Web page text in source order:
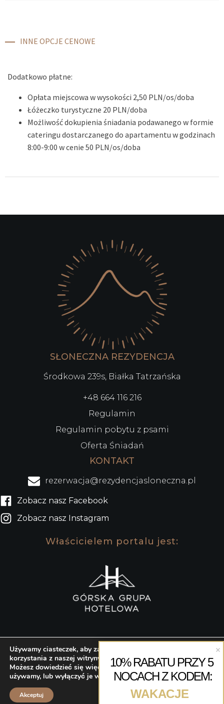
Kontakt Zarezerwuj Dojazd
INNE OPCJE CENOWE
Dodatkowo płatne:
Opłata miejscowa w wysokości 2,50 PLN/os/doba
Łóżeczko turystyczne 20 PLN/doba
Możliwość dokupienia śniadania podawanego w formie
cateringu dostarczanego do apartamentu w godzinach
8:00-9:00 w cenie 50 PLN/os/doba
SŁONECZNA REZYDENCJA
Środkowa 239s, Białka Tatrzańska
+48 664 116 216
Regulamin
Regulamin pobytu z psami
Oferta Śniadań
KONTAKT
rezerwacja@rezydencjasloneczna.pl
Zobacz nasz Facebook
Zobacz nasz Instagram
Właścicielem portalu jest:
® Słoneczna Rezydencja 2024
10% RABATU PRZY 5
NOCACH Z KODEM:
WAKACJE
Używamy ciasteczek, aby zapewnić najlepszą jakość
korzystania z naszej witryny.
Możesz dowiedzieć się więcej o tym, jakich ciasteczek
używamy, lub wyłączyć je w
ustawieniach.
Akceptuj